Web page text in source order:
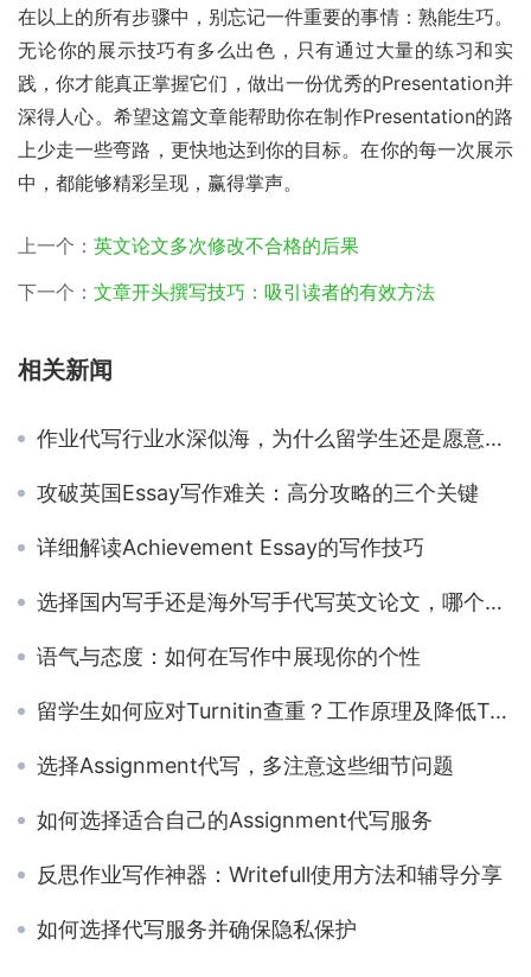
在以上的所有步骤中，别忘记一件重要的事情：熟能生巧。
无论你的展示技巧有多么出色，只有通过大量的练习和实
践，你才能真正掌握它们，做出一份优秀的Presentation并
深得人心。希望这篇文章能帮助你在制作Presentation的路
上少走一些弯路，更快地达到你的目标。在你的每一次展示
中，都能够精彩呈现，赢得掌声。
上一个： 英文论文多次修改不合格的后果
下一个： 文章开头撰写技巧：吸引读者的有效方法
相关新闻
作业代写行业水深似海，为什么留学生还是愿意承担essay代写的风险？
攻破英国Essay写作难关：高分攻略的三个关键
详细解读Achievement Essay的写作技巧
选择国内写手还是海外写手代写英文论文，哪个更经济？
语气与态度：如何在写作中展现你的个性
留学生如何应对Turnitin查重？工作原理及降低Turnitin重复率的方法分享
选择Assignment代写，多注意这些细节问题
如何选择适合自己的Assignment代写服务
反思作业写作神器：Writefull使用方法和辅导分享
如何选择代写服务并确保隐私保护